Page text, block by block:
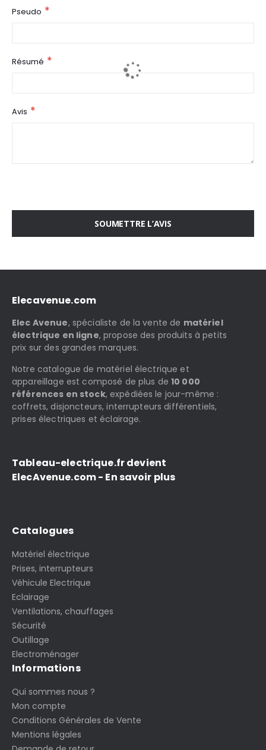
Pseudo
Résumé
Avis
SOUMETTRE L’AVIS
Elecavenue.com
Elec Avenue, spécialiste de la vente de matériel
électrique en ligne, propose des produits à petits
prix sur des grandes marques.
Notre catalogue de matériel électrique et
appareillage est composé de plus de10 000
références en stock, expédiées le jour-même :
coffrets, disjoncteurs, interrupteurs différentiels,
prises électriques et éclairage.
Tableau-electrique.fr devient
ElecAvenue.com - En savoir plus
Catalogues
Matériel électrique
Prises, interrupteurs
Véhicule Electrique
Eclairage
Ventilations, chauffages
Sécurité
Outillage
Electroménager
Informations
Qui sommes nous ?
Mon compte
Conditions Générales de Vente
Mentions légales